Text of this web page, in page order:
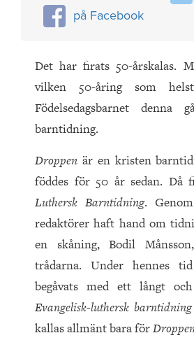
på Facebook
Det har firats 50-årskalas.
vilken 50-åring som
Födelsedagsbarnet
barntidning.
Droppen är en kristen
föddes för 50 år sedan. Då
Luthersk Barntidning.
redaktörer haft hand om
en skåning, Bodil
trådarna. Under hennes
begåvats med ett långt
Evangelisk-luthersk
kallas allmänt bara för